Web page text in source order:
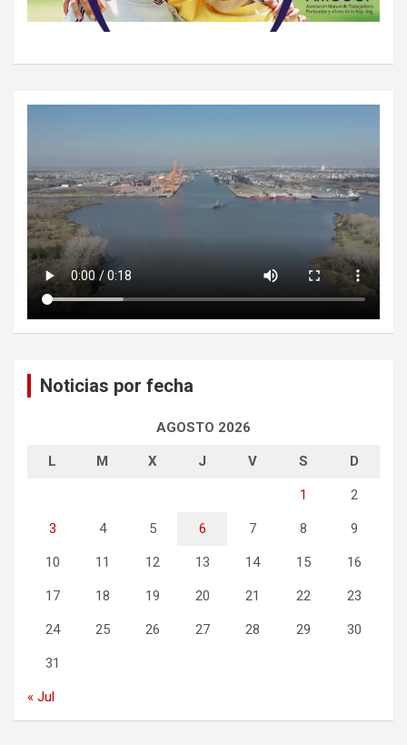
Noticias por fecha
AGOSTO 2026
L M X J V S D
1 2
3 4 5 6 7 8 9
10 11 12 13 14 15 16
17 18 19 20 21 22 23
24 25 26 27 28 29 30
31
« Jul